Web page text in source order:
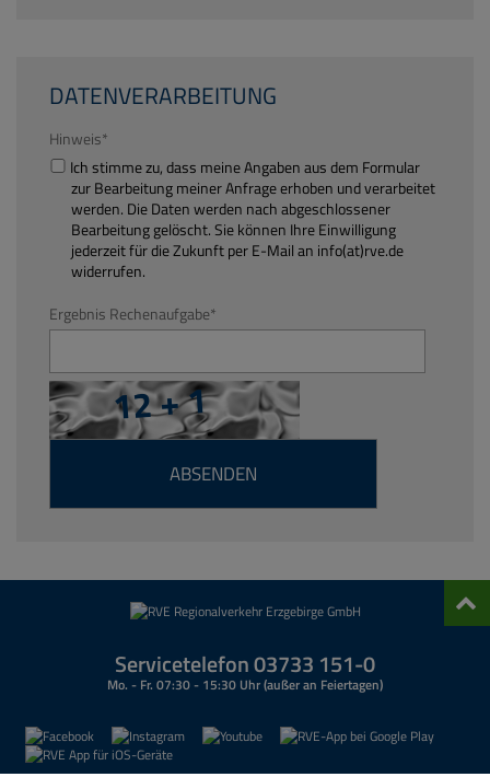
DATENVERARBEITUNG
Hinweis*
zur Bearbeitung meiner Anfrage erhoben und verarbeitet
werden. Die Daten werden nach abgeschlossener
Bearbeitung gelöscht. Sie können Ihre Einwilligung
jederzeit für die Zukunft per E-Mail an info(at)rve.de
widerrufen.
Ergebnis Rechenaufgabe*
Servicetelefon 03733 151-0
Mo. - Fr. 07:30 - 15:30 Uhr (außer an Feiertagen)
oben